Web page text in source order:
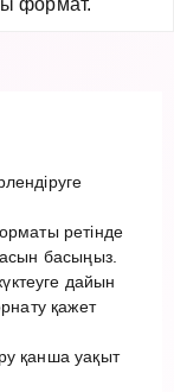
ретінде
басыңыз.
дайын
қажет
қанша уақыт